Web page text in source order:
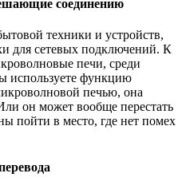
соединению
техники и устройств,
для сетевых подключений. К
печи, среди
используете функцию
печью, она
он может вообще перестать
пойти в место, где нет помех